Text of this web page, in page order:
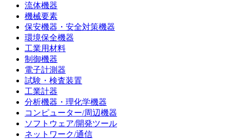
流体機器
機械要素
保安機器・安全対策機器
環境保全機器
工業用材料
制御機器
電子計測器
試験・検査装置
工業計器
分析機器・理化学機器
コンピューター/周辺機器
ソフトウェア/開発ツール
ネットワーク/通信